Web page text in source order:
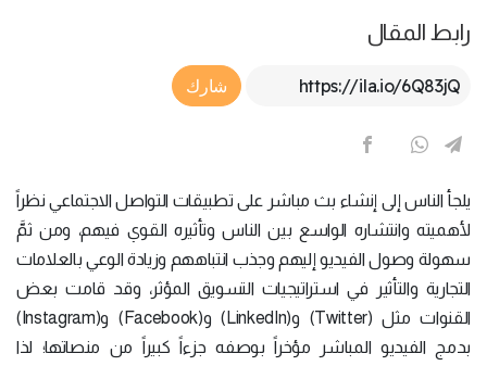
رابط المقال
Article Link
شارك
يلجأ الناس إلى إنشاء بث مباشر على تطبيقات التواصل الاجتماعي نظراً
لأهميته وانتشاره الواسع بين الناس وتأثيره القوي فيهم، ومن ثمَّ
سهولة وصول الفيديو إليهم وجذب انتباههم وزيادة الوعي بالعلامات
التجارية والتأثير في استراتيجيات التسويق المؤثر، وقد قامت بعض
القنوات مثل (Twitter) و(LinkedIn) و(Facebook) و(Instagram)
بدمج الفيديو المباشر مؤخراً بوصفه جزءاً كبيراً من منصاتها؛ لذا